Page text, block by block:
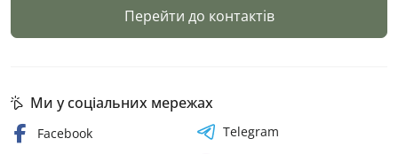
Перейти до контактів
Ми у соціальних мережах
Facebook
Telegram